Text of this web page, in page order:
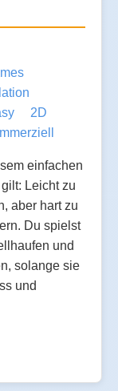
2D
einfachen
Leicht zu
aber hart zu
Du spielst
und
solange sie
und